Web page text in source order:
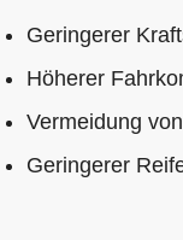
Geringerer
Höherer
Vermeidung
Geringerer